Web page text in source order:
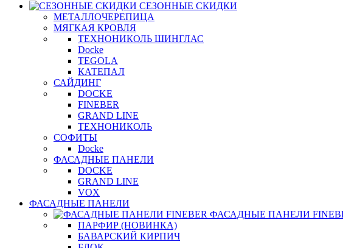
СЕЗОННЫЕ СКИДКИ
МЕТАЛЛОЧЕРЕПИЦА
МЯГКАЯ КРОВЛЯ
ТЕХНОНИКОЛЬ ШИНГЛАС
Docke
TEGOLA
КАТЕПАЛ
САЙДИНГ
DOCKE
FINEBER
GRAND LINE
ТЕХНОНИКОЛЬ
СОФИТЫ
Docke
ФАСАДНЫЕ ПАНЕЛИ
DOCKE
GRAND LINE
VOX
ФАСАДНЫЕ ПАНЕЛИ
ФАСАДНЫЕ ПАНЕЛИ
ПАРФИР (НОВИНКА)
БАВАРСКИЙ КИРПИЧ